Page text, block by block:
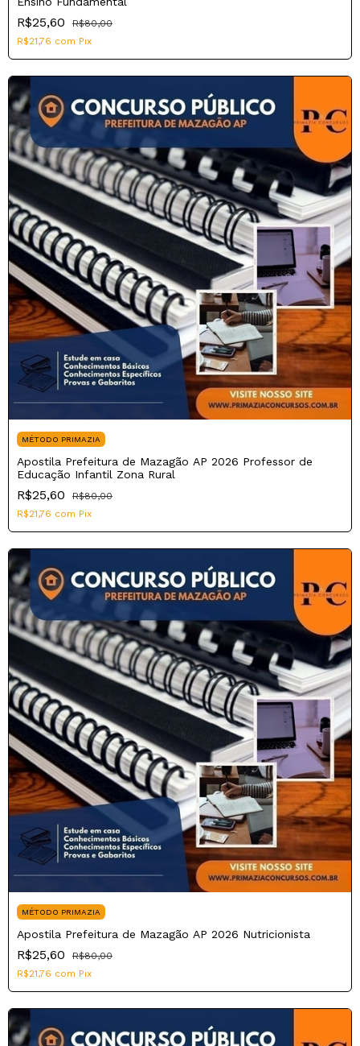
R$25,60
R$80,00
R$21,76 com Pix
MÉTODO PRIMAZIA
Apostila Prefeitura de Mazagão AP 2026 Professor de
Educação Infantil Zona Rural
R$25,60
R$80,00
R$21,76 com Pix
MÉTODO PRIMAZIA
Apostila Prefeitura de Mazagão AP 2026 Nutricionista
R$25,60
R$80,00
R$21,76 com Pix